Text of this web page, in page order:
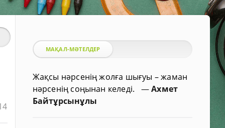
МАҚАЛ-МӘТЕЛДЕР
Жақсы нәрсенің жолға шығуы – жаман
нәрсенің соңынан келеді. —Ахмет
Байтұрсынұлы